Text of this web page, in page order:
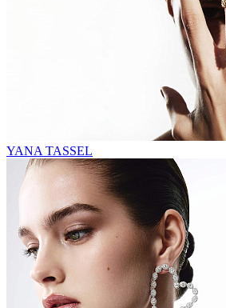
YANA TASSEL